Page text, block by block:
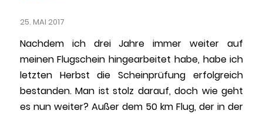
25. MAI 2017
Nachdem ich drei Jahre immer weiter auf
meinen Flugschein hingearbeitet habe, habe ich
letzten Herbst die Scheinprüfung erfolgreich
bestanden. Man ist stolz darauf, doch wie geht
es nun weiter? Außer dem 50 km Flug, der in der